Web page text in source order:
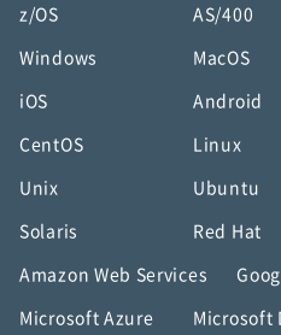
z/OS AS/400
Windows MacOS
iOS Android
CentOS Linux
Unix Ubuntu
Solaris Red Hat
Amazon Web Services
Microsoft Azure Microsoft